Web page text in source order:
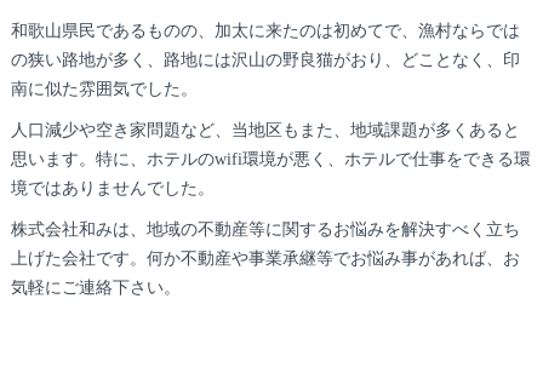
和歌山県民であるものの、加太に来たのは初めてで、漁村ならでは
の狭い路地が多く、路地には沢山の野良猫がおり、どことなく、印
南に似た雰囲気でした。
人口減少や空き家問題など、当地区もまた、地域課題が多くあると
思います。特に、ホテルのwifi環境が悪く、ホテルで仕事をできる環
境ではありませんでした。
株式会社和みは、地域の不動産等に関するお悩みを解決すべく立ち
上げた会社です。何か不動産や事業承継等でお悩み事があれば、お
気軽にご連絡下さい。